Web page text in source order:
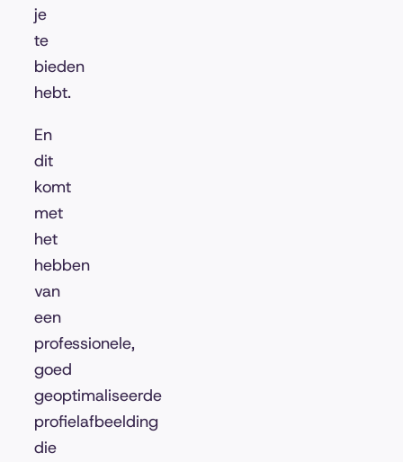
je
te
bieden
hebt.
En
dit
komt
met
het
hebben
van
een
professionele,
goed
geoptimaliseerde
profielafbeelding
die